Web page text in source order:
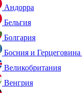
Андорра
Бельгия
Болгария
Босния и Герцеговина
Великобритания
Венгрия